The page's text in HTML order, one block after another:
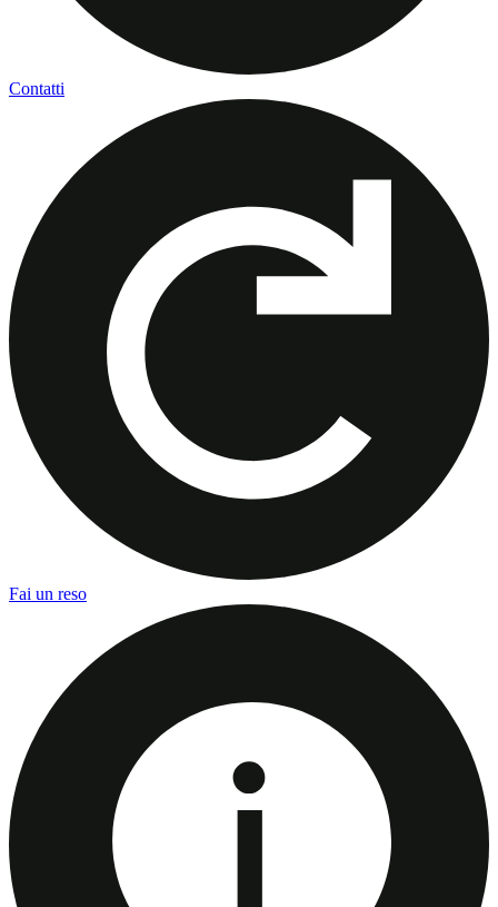
Contatti
Fai un reso